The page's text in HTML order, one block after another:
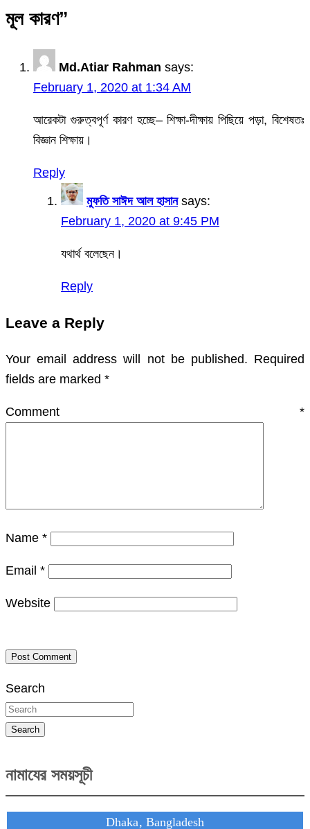
মূল কারণ”
Md.Atiar Rahman says:
February 1, 2020 at 1:34 AM
আরেকটা গুরুত্বপূর্ণ কারণ হচ্ছে– শিক্ষা-দীক্ষায় পিছিয়ে পড়া, বিশেষতঃ
বিজ্ঞান শিক্ষায়।
Reply
মুফতি সাঈদ আল হাসান says:
February 1, 2020 at 9:45 PM
যথার্থ বলেছেন।
Reply
Leave a Reply
Your email address will not be published. Required
fields are marked *
Comment *
Name *
Email *
Website
Search
Search
নামাযের সময়সূচী
Dhaka, Bangladesh